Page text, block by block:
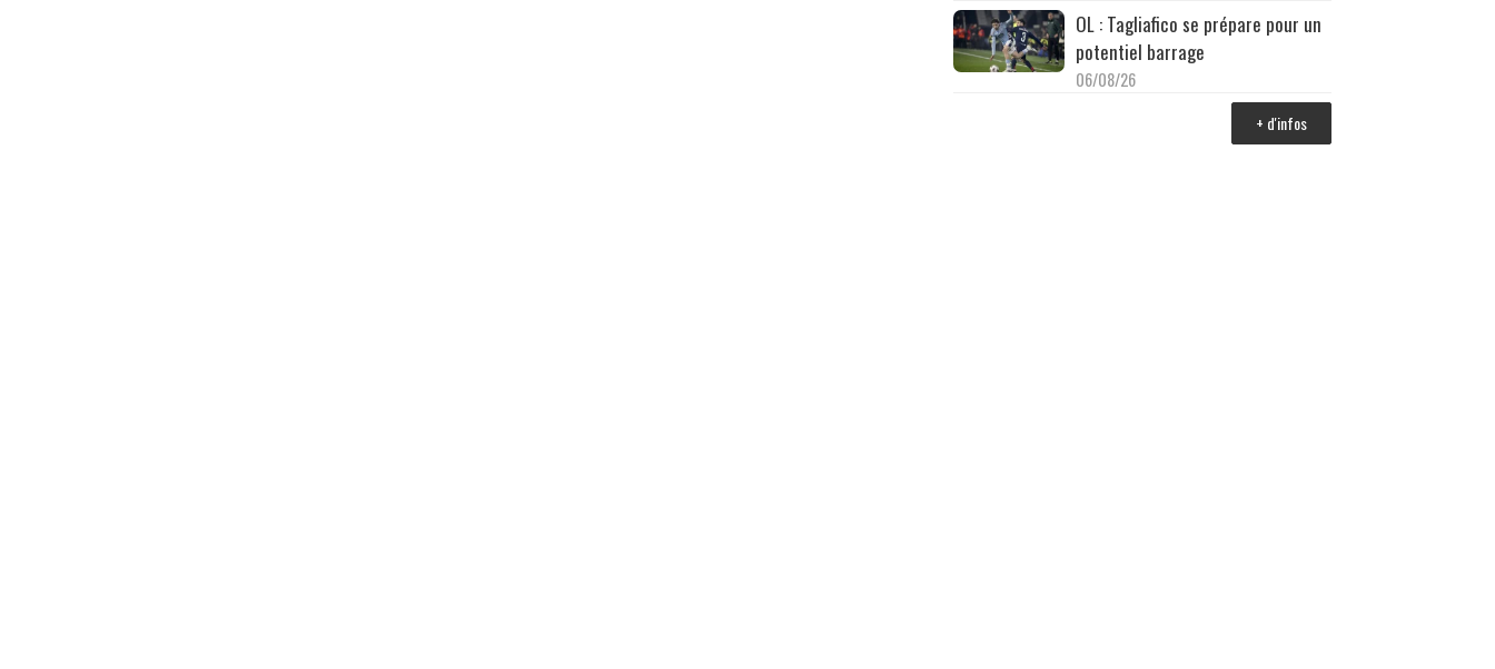
OL : Tagliafico se prépare pour un
potentiel barrage
06/08/26
+ d'infos